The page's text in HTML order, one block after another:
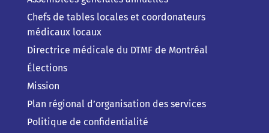
Chefs de tables locales et coordonateurs
médicaux locaux
Directrice médicale du DTMF de Montréal
Élections
Mission
Plan régional d’organisation des services
Politique de confidentialité